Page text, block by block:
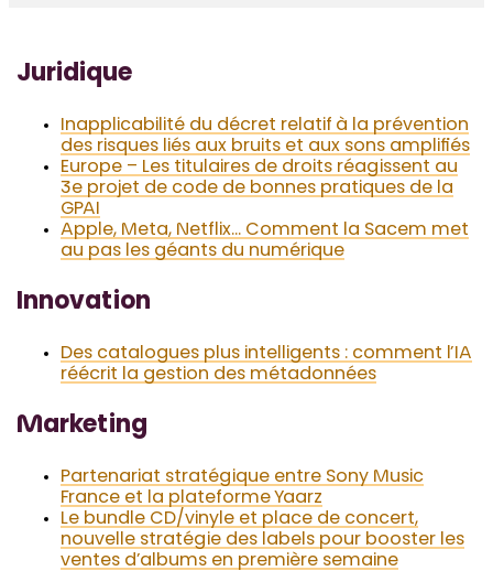
Juridique
Inapplicabilité du décret relatif à la prévention
des risques liés aux bruits et aux sons amplifiés
Europe – Les titulaires de droits réagissent au
3e projet de code de bonnes pratiques de la
GPAI
Apple, Meta, Netflix… Comment la Sacem met
au pas les géants du numérique
Innovation
Des catalogues plus intelligents : comment l’IA
réécrit la gestion des métadonnées
Marketing
Partenariat stratégique entre Sony Music
France et la plateforme Yaarz
Le bundle CD/vinyle et place de concert,
nouvelle stratégie des labels pour booster les
ventes d’albums en première semaine